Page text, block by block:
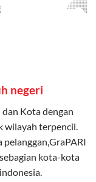
negeri
Kota dengan
wilayah terpencil.
kota-kota